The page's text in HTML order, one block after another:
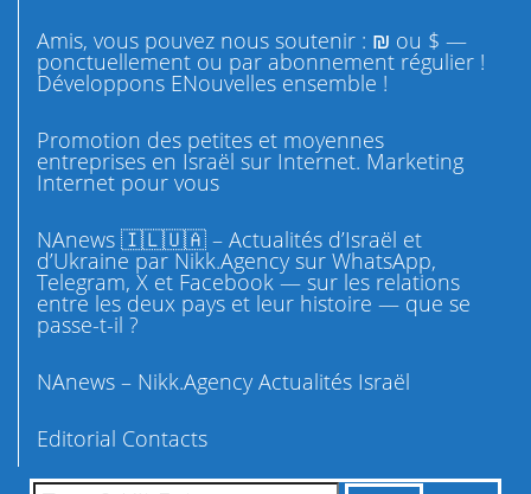
Amis, vous pouvez nous soutenir : ₪ ou $ —
ponctuellement ou par abonnement régulier !
Développons ENouvelles ensemble !
Promotion des petites et moyennes
entreprises en Israël sur Internet. Marketing
Internet pour vous
NAnews 🇮🇱🇺🇦 – Actualités d’Israël et
d’Ukraine par Nikk.Agency sur WhatsApp,
Telegram, X et Facebook — sur les relations
entre les deux pays et leur histoire — que se
passe-t-il ?
NAnews – Nikk.Agency Actualités Israël
Editorial Contacts